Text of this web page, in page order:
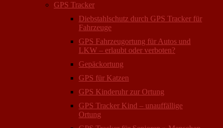
GPS Tracker
Diebstahlschutz durch GPS Tracker für
Fahrzeuge
GPS Fahrzeugortung für Autos und
LKW – erlaubt oder verboten?
Gepäckortung
GPS für Katzen
GPS Kinderuhr zur Ortung
GPS Tracker Kind – unauffällige
Ortung